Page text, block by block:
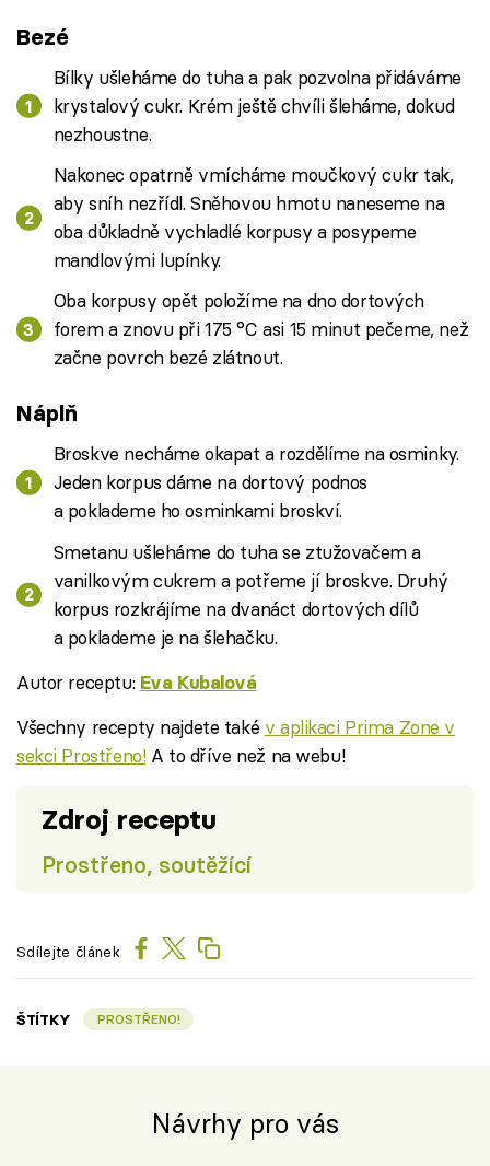
Bezé
Bílky ušleháme do tuha a pak pozvolna přidáváme
krystalový cukr. Krém ještě chvíli šleháme, dokud
nezhoustne.
Nakonec opatrně vmícháme moučkový cukr tak,
aby sníh nezřídl. Sněhovou hmotu naneseme na
oba důkladně vychladlé korpusy a posypeme
mandlovými lupínky.
Oba korpusy opět položíme na dno dortových
forem a znovu při 175 °C asi 15 minut pečeme, než
začne povrch bezé zlátnout.
Náplň
Broskve necháme okapat a rozdělíme na osminky.
Jeden korpus dáme na dortový podnos
a poklademe ho osminkami broskví.
Smetanu ušleháme do tuha se ztužovačem a
vanilkovým cukrem a potřeme jí broskve. Druhý
korpus rozkrájíme na dvanáct dortových dílů
a poklademe je na šlehačku.
Autor receptu: Eva Kubalová
Všechny recepty najdete také v aplikaci Prima Zone v
sekci Prostřeno!A to dříve než na webu!
Zdroj receptu
Prostřeno, soutěžící
Sdílejte článek
ŠTÍTKY PROSTŘENO!
Návrhy pro vás